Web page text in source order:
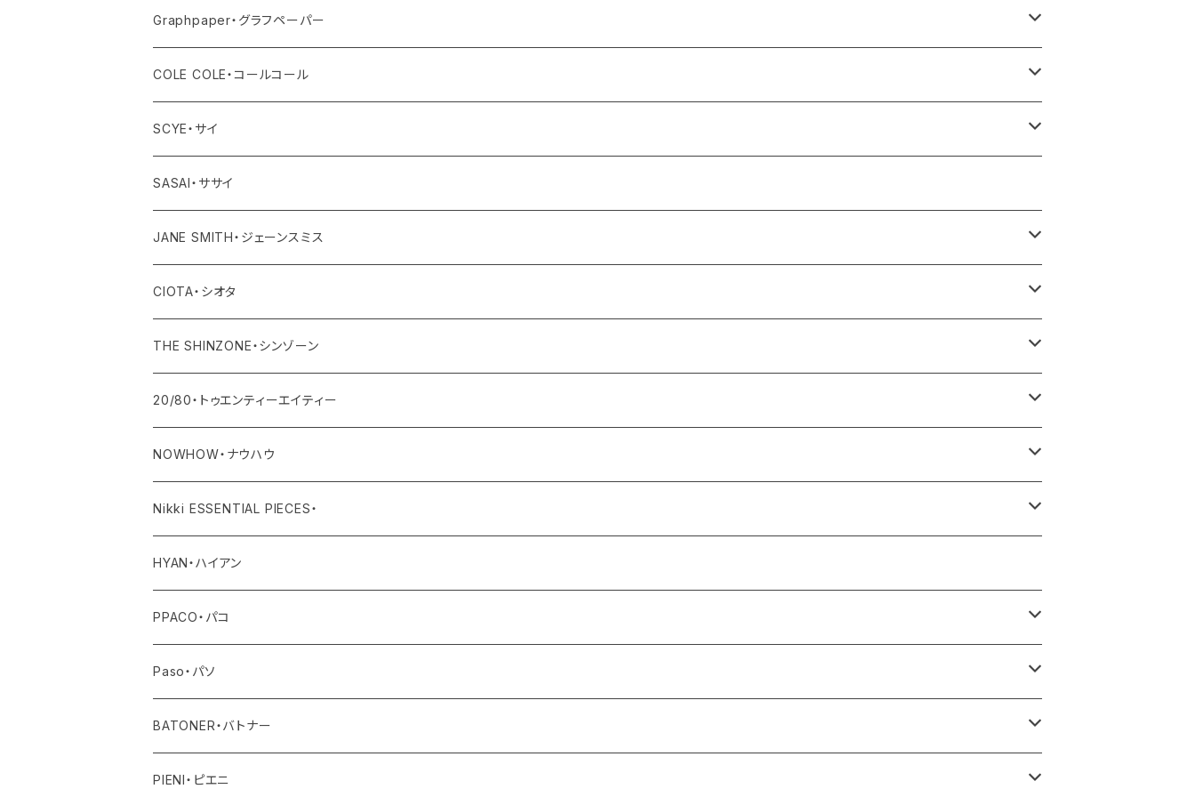
その他
ワンピース・サロペット
その他
ボトム
ワンピース・オールインワン
その他
トップス
ボトム
ワンピース・オールインワン
その他
アウター
トップス
ボトム
ワンピース・オールインワン
その他
Graphpaper・グラフペーパー
アウター
トップス
ボトム
ワンピース・オールインワン
その他
COLE COLE・コールコール
サンダル
SCYE・サイ
アウター
トップス
ボトム
ワンピース・サロペット
その他
SASAI・ササイ
JANE SMITH・ジェーンスミス
アウター
トップス
ボトム
ワンピース・サロペット
その他
CIOTA・シオタ
アウター
トップス
ボトム
ワンピース・サロペット
その他
THE SHINZONE・シンゾーン
アウター
トップス
ボトム
デニム
ワンピース・サロペット
その他
20/80・トゥエンティーエイティー
バッグ
その他
NOWHOW・ナウハウ
バッグ
その他
Nikki ESSENTIAL PIECES・
アウター
トップス
ボトム
ワンピース・オールインワン
その他
HYAN・ハイアン
PPACO・パコ
シューズ
Paso・パソ
ネックレス
ピアス
BATONER・バトナー
ニット
PIENI・ピエニ